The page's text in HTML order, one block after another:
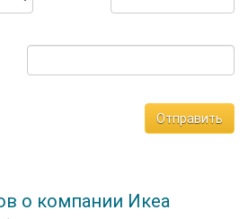
Отправить
о компании Икеа